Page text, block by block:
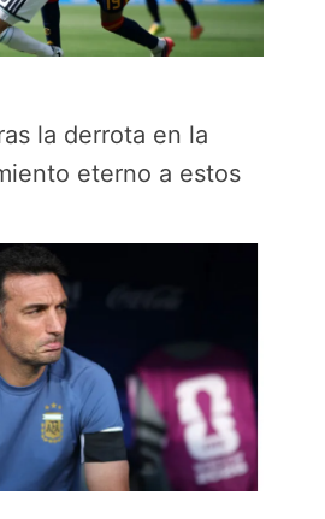
la derrota en la
eterno a estos